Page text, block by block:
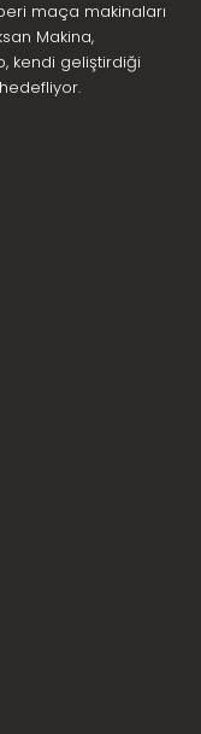
maça makinaları
Makina,
kendi geliştirdiği